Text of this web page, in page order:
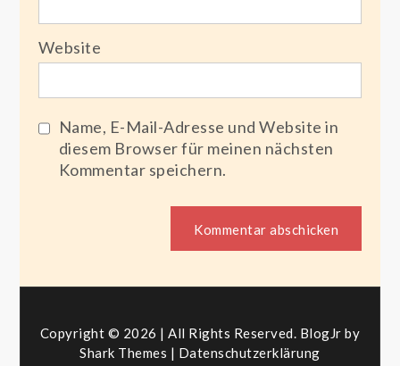
Website
Name, E-Mail-Adresse und Website in
diesem Browser für meinen nächsten
Kommentar speichern.
Copyright © 2026 | All Rights Reserved. BlogJr by
Shark Themes | Datenschutzerklärung